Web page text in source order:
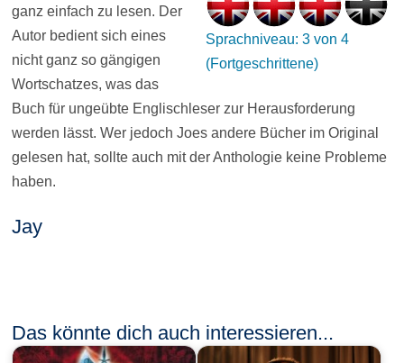
Sprachniveau: 3 von 4
(Fortgeschrittene)
ganz einfach zu lesen. Der
Autor bedient sich eines
nicht ganz so gängigen
Wortschatzes, was das
Buch für ungeübte Englischleser zur Herausforderung
werden lässt. Wer jedoch Joes andere Bücher im Original
gelesen hat, sollte auch mit der Anthologie keine Probleme
haben.
Jay
Das könnte dich auch interessieren...